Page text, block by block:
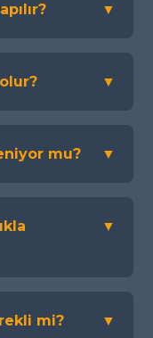
▼
▼
mu? ▼
▼
mi? ▼